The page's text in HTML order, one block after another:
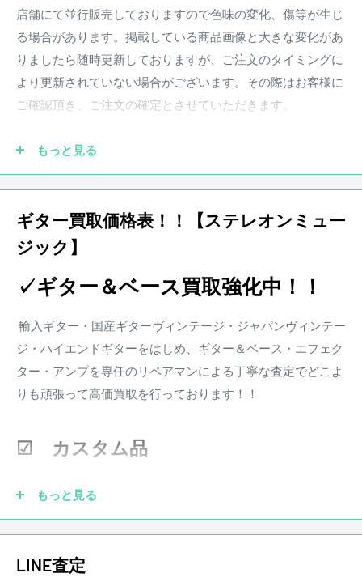
・商品ランクは付属品の状態を含みません。
中古品 キズあり
※状態は画像にてご確認ください。
その他、写真に写りきらないスリ傷等が存在する場合がござ
商品状態は担当者の主観によるものとなります。
画像と合わせてご確認ください。
店舗にて並行販売しておりますので色味の変化、傷等が生じ
る場合があります。掲載している商品画像と大きな変化があ
りましたら随時更新しておりますが、ご注文のタイミングに
より更新されていない場合がございます。その際はお客様に
ご確認頂き、ご注文の確定とさせていただきます。
干異なる場合がございます。予めご了承ください。
●保証書が付属している商品につきましては購入から1年とな
ります。保証期
間中、正常なご使用状況のもとで発生した故
障につきましては、無料で調整・修理致します。
楽器本体に対する保証となります。消耗部品、付属品、セッ
ト等に含まれる楽器本体以外の商品に関しましては保証の対
象外となります。また、配送にかかる費用は原則お客様負担
となります。
などがあった場合、弊社にて調整、リペアの対応をさせて頂
す。
もっと見る
ギター買取価格表！！【ステレオンミュー
ジック】
✓ギター＆ベース買取強化中！！
輸入ギター・国産ギターヴィンテージ・ジャパンヴィンテー
ジ・ハイエンドギターをはじめ、ギター＆ベース・エフェク
ター・アンプを専任のリペアマンによる丁寧な査定でどこよ
りも頑張って高価買取を行っております！！
☑ カスタム品
ピックアップを社外品に交換していても大丈夫です！もちろ
もっと見る
LINE査定